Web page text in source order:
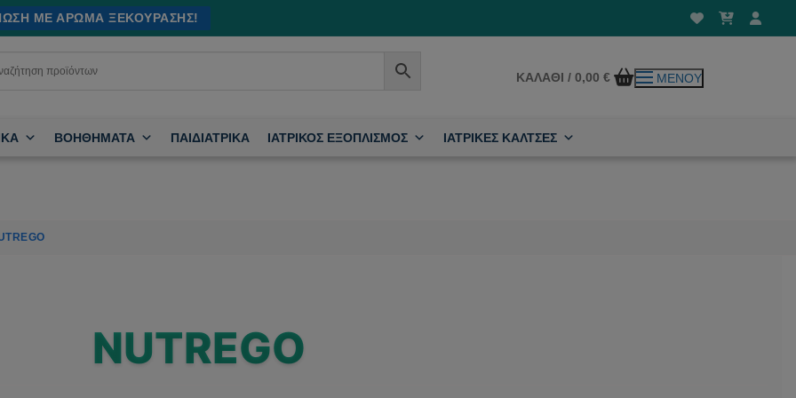
ΜΕ ΆΡΩΜΑ ΞΕΚΟΎΡΑΣΗΣ!
ΚΑΛΆΘΙ / 0,00€ ΜΕΝΟΎ
ΒΟΗΘΗΜΑΤΑ ΠΑΙΔΙΑΤΡΙΚΑ ΙΑΤΡΙΚΟΣ ΕΞΟΠΛΙΣΜΟΣ ΙΑΤΡΙΚΕΣ ΚΑΛΤΣΕΣ
NUTREGO